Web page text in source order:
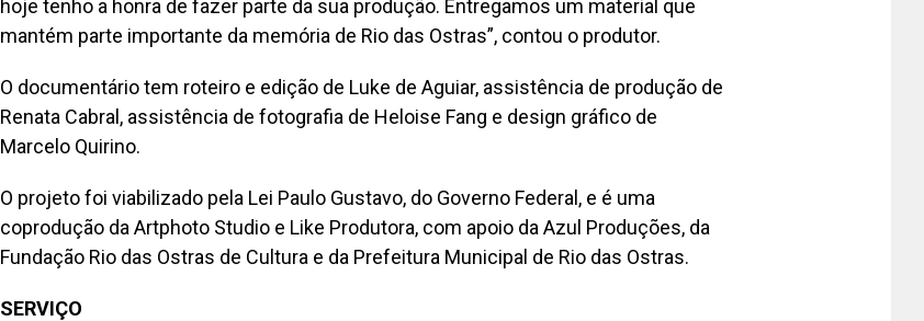
hoje tenho a honra de fazer parte da sua produção. Entregamos um material que
mantém parte importante da memória de Rio das Ostras”, contou o produtor.
O documentário tem roteiro e edição de Luke de Aguiar, assistência de produção de
Renata Cabral, assistência de fotografia de Heloise Fang e design gráfico de
Marcelo Quirino.
O projeto foi viabilizado pela Lei Paulo Gustavo, do Governo Federal, e é uma
coprodução da Artphoto Studio e Like Produtora, com apoio da Azul Produções, da
Fundação Rio das Ostras de Cultura e da Prefeitura Municipal de Rio das Ostras.
SERVIÇO